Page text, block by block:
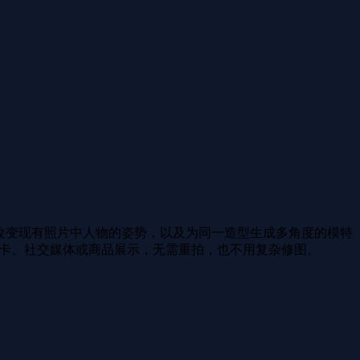
现有照片中人物的姿势，以及为同一造型生成多角度的模特
社交媒体或商品展示，无需重拍，也不用复杂修图。